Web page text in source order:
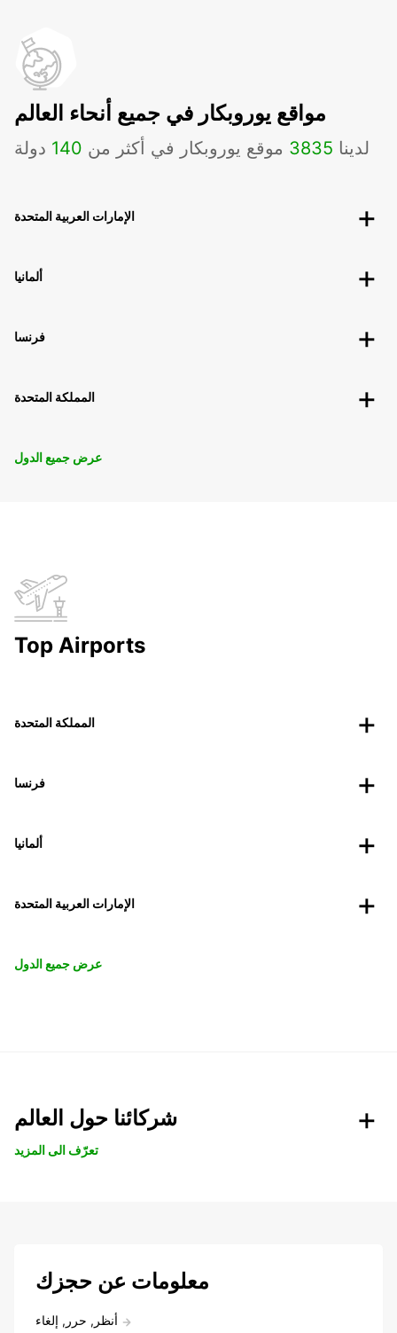
مواقع يوروبكار في جميع أنحاء العالم
لدينا 3835 موقع يوروبكار في أكثر من 140 دولة
الإمارات العربية المتحدة
ألمانيا
فرنسا
المملكة المتحدة
عرض جميع الدول
Top Airports
المملكة المتحدة
فرنسا
ألمانيا
الإمارات العربية المتحدة
عرض جميع الدول
شركائنا حول العالم
تعرّف الى المزيد
معلومات عن حجزك
أنظر, حرر, إلغاء